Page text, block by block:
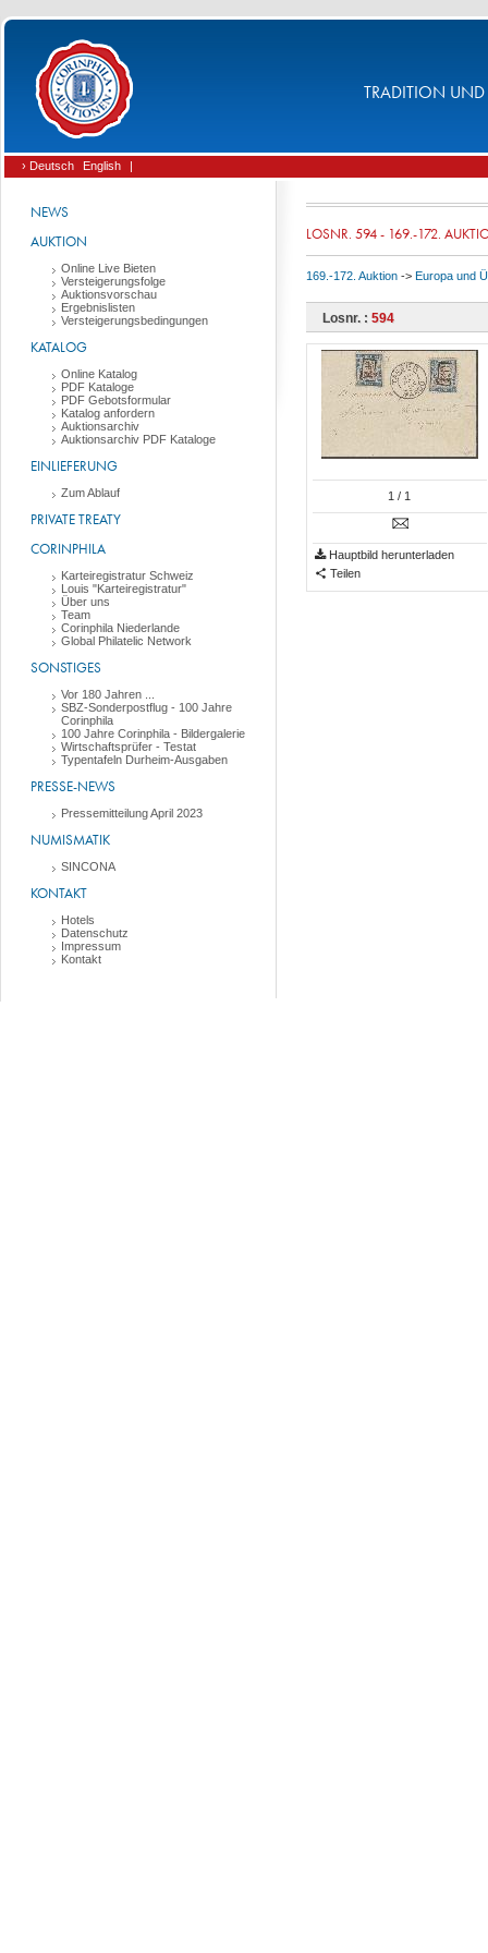
TRADITION UND
› Deutsch English |
NEWS
AUKTION
Online Live Bieten
Versteigerungsfolge
Auktionsvorschau
Ergebnislisten
Versteigerungsbedingungen
KATALOG
Online Katalog
PDF Kataloge
PDF Gebotsformular
Katalog anfordern
Auktionsarchiv
Auktionsarchiv PDF Kataloge
EINLIEFERUNG
Zum Ablauf
PRIVATE TREATY
CORINPHILA
Karteiregistratur Schweiz
Louis "Karteiregistratur"
Über uns
Team
Corinphila Niederlande
Global Philatelic Network
SONSTIGES
Vor 180 Jahren ...
SBZ-Sonderpostflug - 100 Jahre
Corinphila
100 Jahre Corinphila - Bildergalerie
Wirtschaftsprüfer - Testat
Typentafeln Durheim-Ausgaben
PRESSE-NEWS
Pressemitteilung April 2023
NUMISMATIK
SINCONA
KONTAKT
Hotels
Datenschutz
Impressum
Kontakt
LOSNR. 594 - 169.-172.
169.-172. Auktion -> Europa und
Losnr. : 594
1 / 1
Hauptbild herunterladen
Teilen